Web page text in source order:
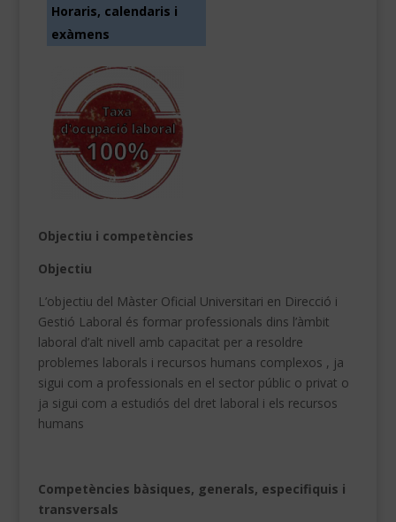
Horaris, calendaris i
exàmens
Objectiu i competències
Objectiu
L’objectiu del Màster Oficial Universitari en Direcció i
Gestió Laboral és formar professionals dins l’àmbit
laboral d’alt nivell amb capacitat per a resoldre
problemes laborals i recursos humans complexos , ja
sigui com a professionals en el sector públic o privat o
ja sigui com a estudiós del dret laboral i els recursos
humans
Competències bàsiques, generals, especifiquis i
transversals